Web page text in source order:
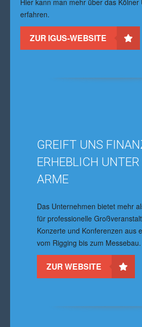
Hier kann man mehr über das Kölner
erfahren.
ZUR IGUS-WEBSITE
GREIFT UNS
ERHEBLICH
ARME
Das Unternehmen bietet mehr
für professionelle
Konzerte und Konferenzen aus
vom Rigging bis zum Messebau.
ZUR WEBSITE